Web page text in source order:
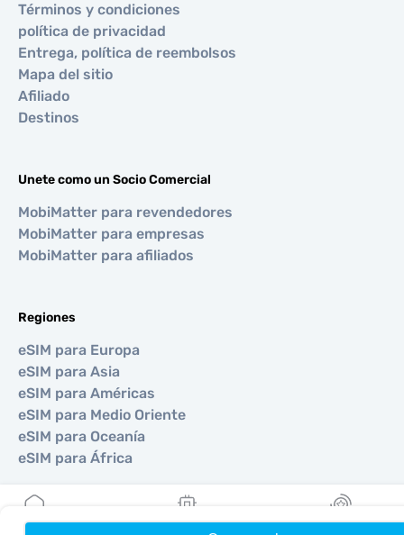
Términos y condiciones
política de privacidad
Entrega, política de reembolsos
Mapa del sitio
Afiliado
Destinos
Unete como un Socio Comercial
MobiMatter para revendedores
MobiMatter para empresas
MobiMatter para afiliados
Regiones
eSIM para Europa
eSIM para Asia
eSIM para Américas
eSIM para Medio Oriente
eSIM para Oceanía
eSIM para África
Países